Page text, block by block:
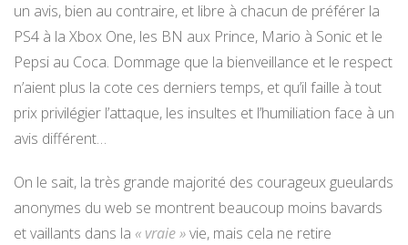
un avis, bien au contraire, et libre à chacun de préférer la
PS4 à la Xbox One, les BN aux Prince, Mario à Sonic et le
Pepsi au Coca. Dommage que la bienveillance et le respect
n’aient plus la cote ces derniers temps, et qu’il faille à tout
prix privilégier l’attaque, les insultes et l’humiliation face à un
avis différent…
On le sait, la très grande majorité des courageux gueulards
anonymes du web se montrent beaucoup moins bavards
et vaillants dans la « vraie »vie, mais cela ne retire